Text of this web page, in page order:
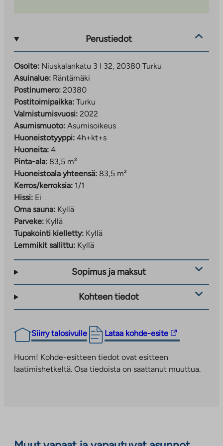
Perustiedot
Osoite: Niuskalankatu 3 I 32, 20380 Turku
Asuinalue: Räntämäki
Postinumero: 20380
Postitoimipaikka: Turku
Valmistumisvuosi: 2022
Asumismuoto: Asumisoikeus
Huoneistotyyppi: 4h+kt+s
Huoneita: 4
Pinta-ala: 83,5 m²
Huoneistoala yhteensä: 83,5 m²
Kerros/kerroksia: 1/1
Hissi: Ei
Oma sauna: Kyllä
Parveke: Kyllä
Tupakointi kielletty: Kyllä
Lemmikit sallittu: Kyllä
Sopimus ja maksut
Kohteen tiedot
Siirry talosivulle Lataa kohde-esite
Linkki
ulkopuoliseen
palveluun.
Huom! Kohde-esitteen tiedot ovat esitteen
laatimishetkeltä. Osa tiedoista on saattanut muuttua.